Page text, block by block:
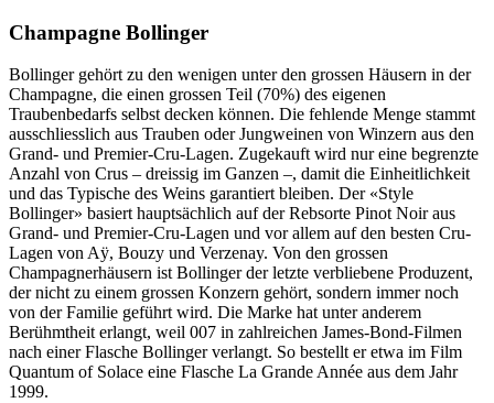
Champagne Bollinger
Bollinger gehört zu den wenigen unter den grossen Häusern in der
Champagne, die einen grossen Teil (70%) des eigenen
Traubenbedarfs selbst decken können. Die fehlende Menge stammt
ausschliesslich aus Trauben oder Jungweinen von Winzern aus den
Grand- und Premier-Cru-Lagen. Zugekauft wird nur eine begrenzte
Anzahl von Crus – dreissig im Ganzen –, damit die Einheitlichkeit
und das Typische des Weins garantiert bleiben. Der «Style
Bollinger» basiert hauptsächlich auf der Rebsorte Pinot Noir aus
Grand- und Premier-Cru-Lagen und vor allem auf den besten Cru-
Lagen von Aÿ, Bouzy und Verzenay. Von den grossen
Champagnerhäusern ist Bollinger der letzte verbliebene Produzent,
der nicht zu einem grossen Konzern gehört, sondern immer noch
von der Familie geführt wird. Die Marke hat unter anderem
Berühmtheit erlangt, weil 007 in zahlreichen James-Bond-Filmen
nach einer Flasche Bollinger verlangt. So bestellt er etwa im Film
Quantum of Solace eine Flasche La Grande Année aus dem Jahr
1999.